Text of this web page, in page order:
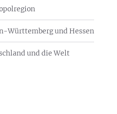
Württemberg und Hessen
und die Welt